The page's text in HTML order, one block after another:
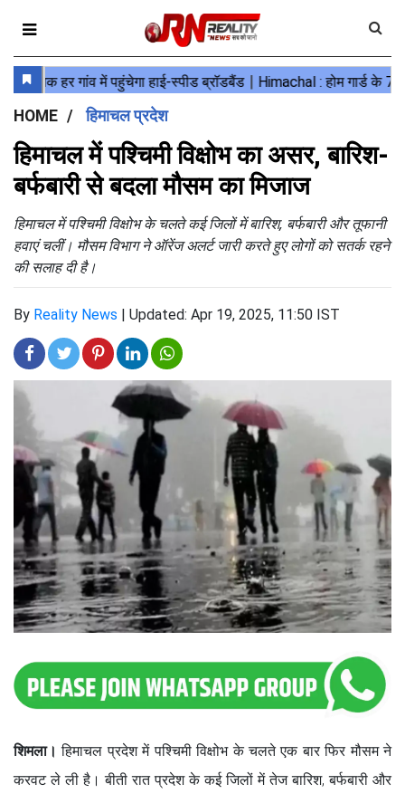
HOME हिमाचल प्रदेश
हिमाचल में पश्चिमी विक्षोभ का असर, बारिश-
बर्फबारी से बदला मौसम का मिजाज
हिमाचल में पश्चिमी विक्षोभ के चलते कई जिलों में बारिश, बर्फबारी और तूफानी
हवाएं चलीं। मौसम विभाग ने ऑरेंज अलर्ट जारी करते हुए लोगों को सतर्क रहने
की सलाह दी है।
By Reality News | Updated: Apr 19, 2025, 11:50 IST
शिमला। हिमाचल प्रदेश में पश्चिमी विक्षोभ के चलते एक बार फिर मौसम ने
करवट ले ली है। बीती रात प्रदेश के कई जिलों में तेज बारिश, बर्फबारी और